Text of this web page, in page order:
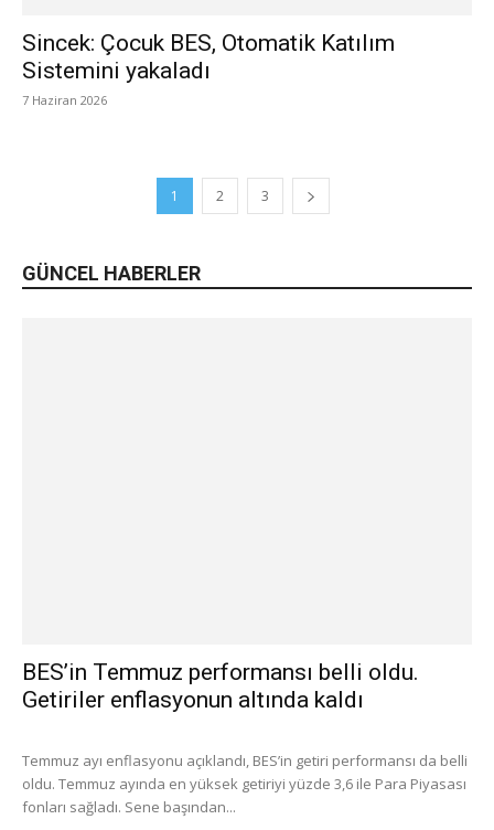
Sincek: Çocuk BES, Otomatik Katılım
Sistemini yakaladı
7 Haziran 2026
1 2 3
GÜNCEL HABERLER
BES’in Temmuz performansı belli oldu.
Getiriler enflasyonun altında kaldı
Temmuz ayı enflasyonu açıklandı, BES’in getiri performansı da belli
oldu. Temmuz ayında en yüksek getiriyi yüzde 3,6 ile Para Piyasası
fonları sağladı. Sene başından...